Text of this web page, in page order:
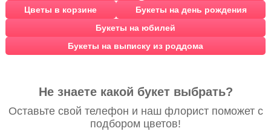
Цветы в корзине
Букеты на день рождения
Букеты на юбилей
Букеты на выписку из роддома
Не знаете какой букет выбрать?
Оставьте свой телефон и наш флорист поможет с
подбором цветов!